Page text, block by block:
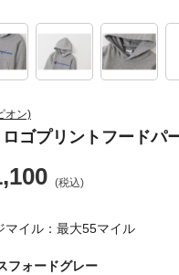
マイル：最大55マイル
オン)
ゴプリントフードパ
(税込)
フォードグレー